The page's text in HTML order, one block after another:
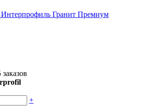
Гранит Премиум
заказов
+